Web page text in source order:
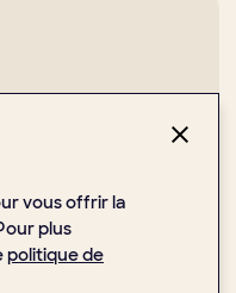
numériques et Open
vous offrir la
plus
politique de